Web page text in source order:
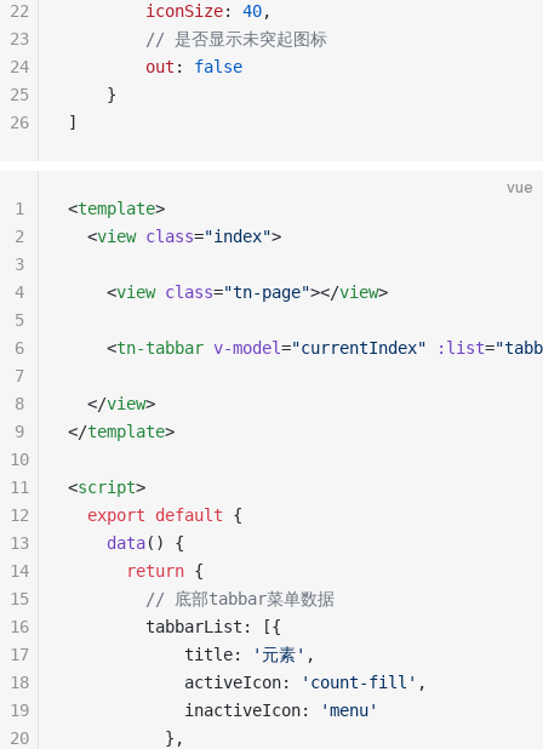
        iconSize
: 40,
        // 是否显示未突起图标
        out
: false
	}
]
22
23
24
25
26
vue
<template>
  <
view class="index">
    <
view class="tn-page"></view>
    <
tn-tabbar v-model="currentIndex" :list=
  </
view>
</template>
<script>
  export
default {
    data
() {
      return
{
        // 底部tabbar菜单数据
        tabbarList: [{
            title:
'元素' ,
            activeIcon:
'count-fill' ,
            inactiveIcon:
'menu'
          },
1
2
3
4
5
6
7
8
9
10
11
12
13
14
15
16
17
18
19
20